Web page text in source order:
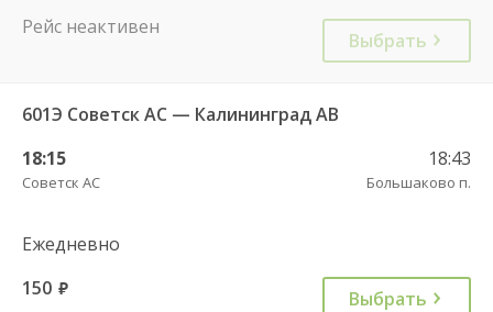
Рейс неактивен
Выбрать
601Э Советск АС — Калининград АВ
18:15
Советск АС
18:43
Большаково п.
Ежедневно
150 руб. Выбрать